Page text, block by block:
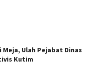
Ulah Pejabat Dinas
Kutim